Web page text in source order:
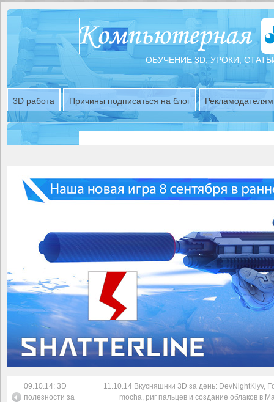
ОБУЧЕНИЕ 3D, УРОКИ,
3D работа Причины подписаться на блог Рекламодателям
09.10.14: 3D
полезности за
11.10.14 Вкусняшнки 3D за день: DevNightKiyv,
mocha, риг пальцев и создание облаков в